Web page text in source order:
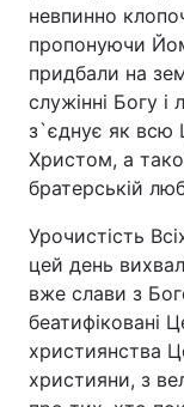
невпинно
пропонуючи
придбали на
служінні Богу і
з`єднує як всю
Христом, а
братерській
Урочистість
цей день
вже слави з
беатифіковані
християнства
християни, з